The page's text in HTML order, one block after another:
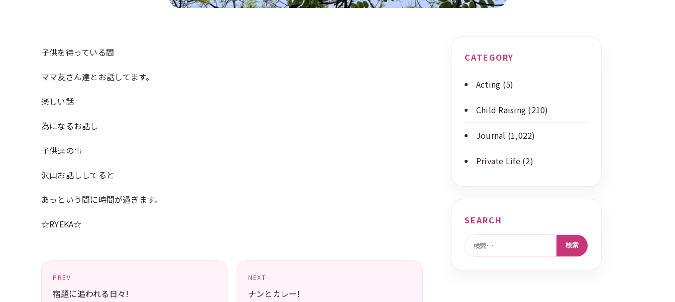
子供を待っている間
ママ友さん達とお話してます。
楽しい話
為になるお話し
子供達の事
沢山お話ししてると
あっという間に時間が過ぎます。
☆RYEKA☆
PREV
宿題に追われる日々!
NEXT
ナンとカレー!
CATEGORY
Acting (5)
Child Raising (210)
Journal (1,022)
Private Life(2)
SEARCH
検索: